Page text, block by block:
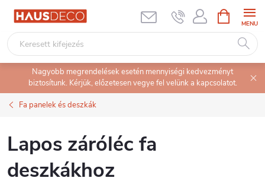
Ugrás
tartalomhoz
KOSÁR
Nagyobb megrendelések esetén mennyiségi kedvezményt
biztosítunk. Kérjük, előzetesen vegye fel velünk a kapcsolatot.
Fa panelek és deszkák
Lapos záróléc fa
deszkákhoz